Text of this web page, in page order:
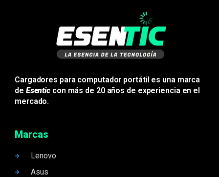
Cargadores para computador portátil es una marca
de Esentic con más de 20 años de experiencia en el
mercado.
Marcas
Lenovo
Asus